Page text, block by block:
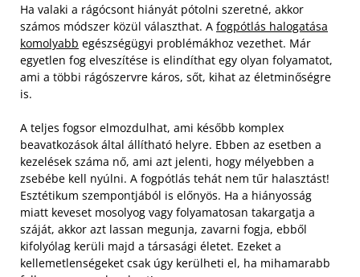
Ha valaki a rágócsont hiányát pótolni szeretné, akkor
számos módszer közül választhat. A fogpótlás halogatása
komolyabb egészségügyi problémákhoz vezethet. Már
egyetlen fog elveszítése is elindíthat egy olyan folyamatot,
ami a többi rágószervre káros, sőt, kihat az életminőségre
is.
A teljes fogsor elmozdulhat, ami később komplex
beavatkozások által állítható helyre. Ebben az esetben a
kezelések száma nő, ami azt jelenti, hogy mélyebben a
zsebébe kell nyúlni. A fogpótlás tehát nem tűr halasztást!
Esztétikum szempontjából is előnyös. Ha a hiányosság
miatt keveset mosolyog vagy folyamatosan takargatja a
száját, akkor azt lassan megunja, zavarni fogja, ebből
kifolyólag kerüli majd a társasági életet. Ezeket a
kellemetlenségeket csak úgy kerülheti el, ha mihamarabb